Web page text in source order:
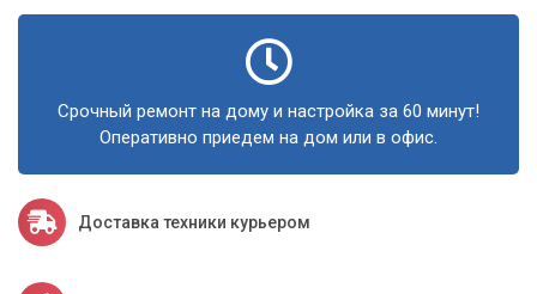
Срочный ремонт на дому и настройка за 60 минут!
Оперативно приедем на дом или в офис.
Доставка техники курьером